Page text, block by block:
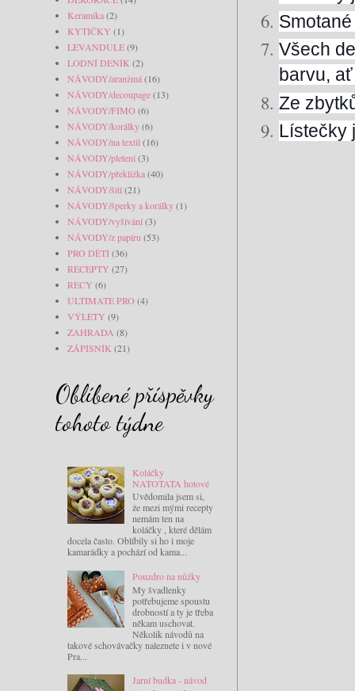
Všech
barvu,
Ze
Lístečky
Keramika(2)
KYTIČKY (1)
LEVANDULE(9)
LODNÍ DENÍK (2)
NÁVODY/aranžmá(16)
NÁVODY/decoupage(13)
NÁVODY/FIMO (6)
NÁVODY/korálky(6)
NÁVODY/na textil (16)
NÁVODY/pletení(3)
NÁVODY/překližka(40)
NÁVODY/šití(21)
NÁVODY/šperky a korálky(1)
NÁVODY/vyšívání(3)
NÁVODY/z papíru (53)
PRO DĚTI(36)
RECEPTY (27)
RECY (6)
ULTIMATE PRO (4)
VÝLETY (9)
ZAHRADA (8)
ZÁPISNÍK (21)
Oblíbené příspěvky
tohoto týdne
Koláčky
NATOTATA hotové
Uvědomila jsem si,
že mezi mými recepty
nemám ten na
koláčky , které dělám
docela často. Oblíbily si ho i moje
kamarádky a pochází od kama...
Pouzdro na nůžky
My švadlenky
potřebujeme spoustu
drobností a ty je třeba
někam uschovat.
Několik návodů na
takové schovávačky naleznete i v nové
Pra...
Jarní budka - návod